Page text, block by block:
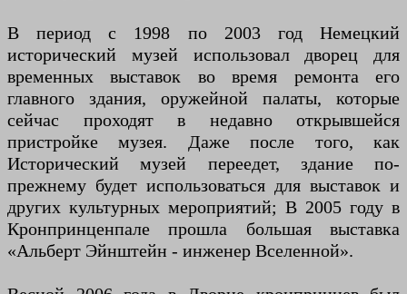
В период с 1998 по 2003 год Немецкий
исторический музей использовал дворец для
временных выставок во время ремонта его
главного здания, оружейной палаты, которые
сейчас проходят в недавно открывшейся
пристройке музея. Даже после того, как
Исторический музей переедет, здание по-
прежнему будет использоваться для выставок и
других культурных мероприятий; В 2005 году в
Кронпринценпале прошла большая выставка
«Альберт Эйнштейн - инженер Вселенной».